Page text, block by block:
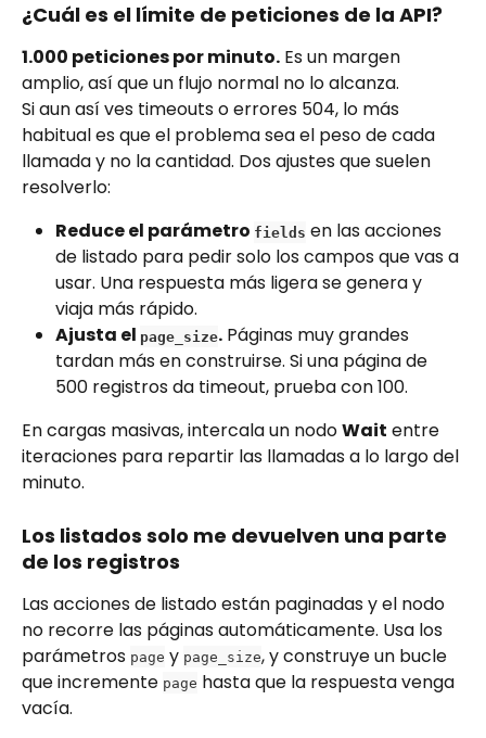
¿Cuál es el límite de peticiones de la API?
1.000 peticiones por minuto. Es un margen
amplio, así que un flujo normal no lo alcanza.
Si aun así ves timeouts o errores 504, lo más
habitual es que el problema sea el peso de cada
llamada y no la cantidad. Dos ajustes que suelen
resolverlo:
Reduce el parámetro fields en las acciones
de listado para pedir solo los campos que vas a
usar. Una respuesta más ligera se genera y
viaja más rápido.
Ajusta el page_size. Páginas muy grandes
tardan más en construirse. Si una página de
500 registros da timeout, prueba con 100.
En cargas masivas, intercala un nodo Wait entre
iteraciones para repartir las llamadas a lo largo del
minuto.
Los listados solo me devuelven una parte
de los registros
Las acciones de listado están paginadas y el nodo
no recorre las páginas automáticamente. Usa los
parámetros page y page_size, y construye un bucle
que incremente page hasta que la respuesta venga
vacía.